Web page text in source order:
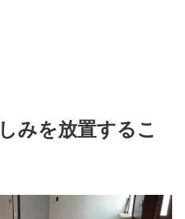
みを放置するこ